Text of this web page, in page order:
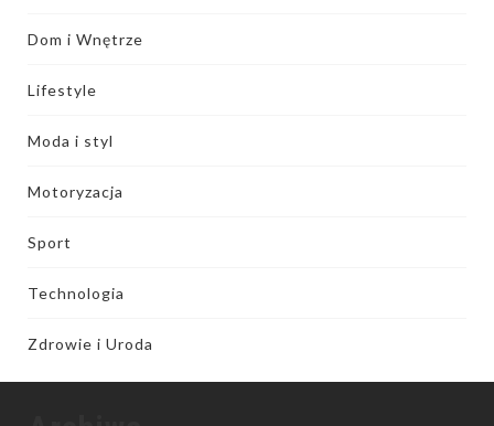
Dom i Wnętrze
Lifestyle
Moda i styl
Motoryzacja
Sport
Technologia
Zdrowie i Uroda